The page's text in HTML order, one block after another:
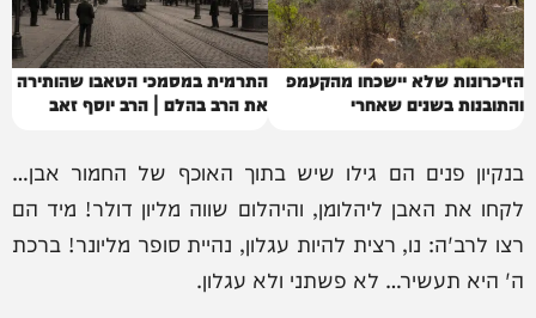
הזיכרונות שלא יישכחו מהקעמפ
והתובנות בשנים שאחרי
התרמית במסמכי הטאבו שהותירה
את הרב בהלם | הרב יוסף זאב
בנקיון פנים הם גילו שיש בתוך האוכף של החמור אבן…
לקחו את האבן ליהלומן, והיהלום שווה מליון דולר! מיד הם
רצו לרב'ה: נו, רצית להיות עגלון, נהיית סופר מליונר! ברכת
ה' היא תעשיר… לא פשתני ולא עגלון.